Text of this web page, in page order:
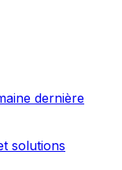
dernière
solutions